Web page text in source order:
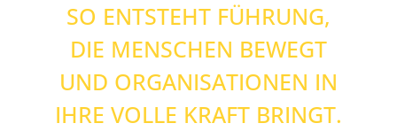
SO ENTSTEHT FÜHRUNG,
DIE MENSCHEN BEWEGT
UND ORGANISATIONEN IN
IHRE VOLLE KRAFT BRINGT.